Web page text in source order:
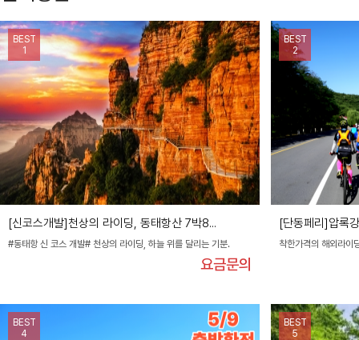
BEST
1
[신코스개발]천상의 라이딩, 동태항산 7박8...
#동태항 신 코스 개발# 천상의 라이딩, 하늘 위를 달리는 기분.
요금문의
BEST
2
[단동페리]압록
착한가격의 해외라이
BEST
4
BEST
5